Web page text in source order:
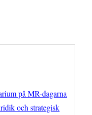
på MR-dagarna
och strategisk